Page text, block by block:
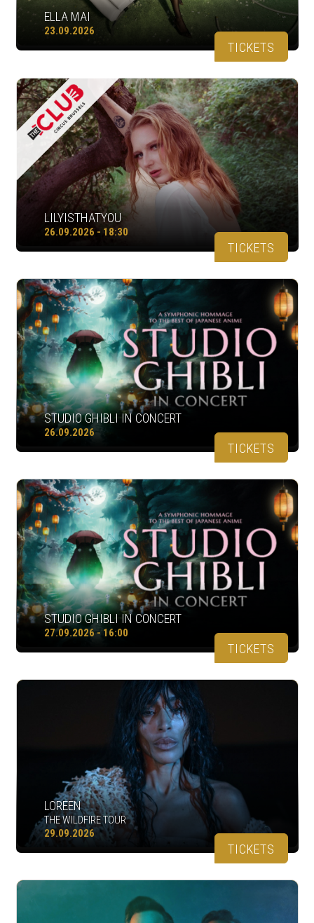
ELLA MAI
23.09.2026
TICKETS
LILYISTHATYOU
26.09.2026 - 18:30
TICKETS
STUDIO GHIBLI IN CONCERT
26.09.2026
TICKETS
STUDIO GHIBLI IN CONCERT
27.09.2026 - 16:00
TICKETS
LOREEN
THE WILDFIRE TOUR
29.09.2026
TICKETS